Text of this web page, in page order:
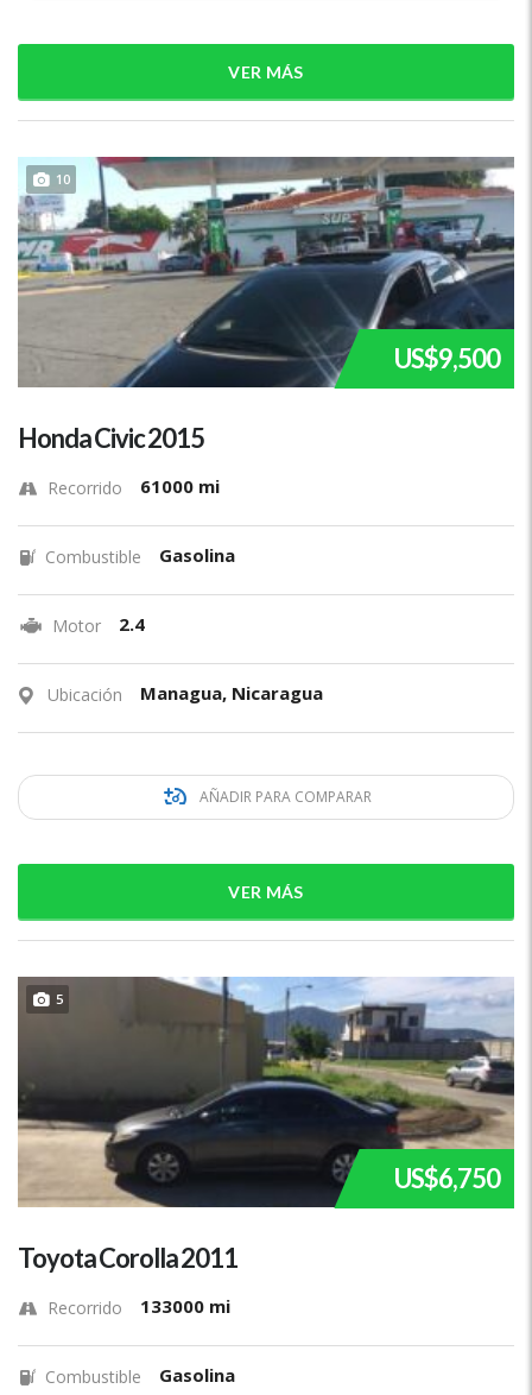
VER MÁS
10
US$9,500
Honda Civic 2015
Recorrido 61000 mi
Combustible Gasolina
Motor 2.4
Ubicación Managua, Nicaragua
AÑADIR PARA COMPARAR
VER MÁS
5
US$6,750
Toyota Corolla 2011
Recorrido 133000 mi
Combustible Gasolina